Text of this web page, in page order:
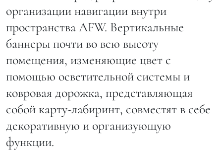
организации навигации внутри
пространства AFW. Вертикальные
баннеры почти во всю высоту
помещения, изменяющие цвет с
помощью осветительной системы и
ковровая дорожка, представляющая
собой карту-лабиринт, совместят в себе
декоративную и организующую
функции.